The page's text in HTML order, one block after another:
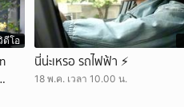
ดีโอ
นี่น่ะเหรอ รถไฟฟ้า ⚡️
18 พ.ค. เวลา 10.00 น.